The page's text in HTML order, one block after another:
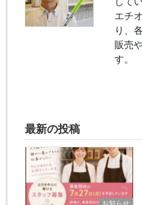
エチ
り、
販売
す。
最新の投稿
お知らせ